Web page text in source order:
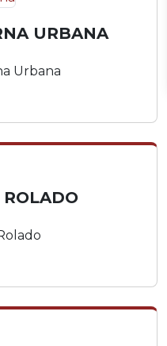
URBANA
Urbana
ROLADO